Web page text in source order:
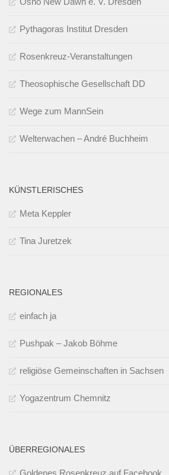
Pythagoras Institut Dresden
Rosenkreuz-Veranstaltungen
Theosophische Gesellschaft DD
Wege zum MannSein
Welterwachen – André Buchheim
KÜNSTLERISCHES
Meta Keppler
Tina Juretzek
REGIONALES
einfach ja
Pushpak – Jakob Böhme
religiöse Gemeinschaften in Sachsen
Yogazentrum Chemnitz
ÜBERREGIONALES